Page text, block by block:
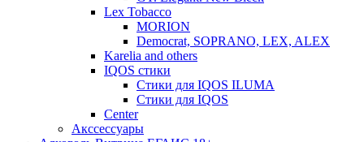
Lex Tobacco
MORION
Democrat, SOPRANO, LEX, ALEX
Karelia and others
IQOS стики
Стики для IQOS ILUMA
Стики для IQOS
Сenter
Акссессуары